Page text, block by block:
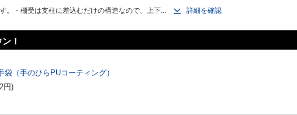
。・棚受は支柱に差込むだけの構造なので、上下... 詳細を確認
！
袋（手のひらPUコーティング）
円)